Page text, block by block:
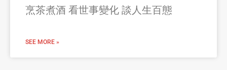
烹茶煮酒 看世事變化 談人生百態
SEE MORE »